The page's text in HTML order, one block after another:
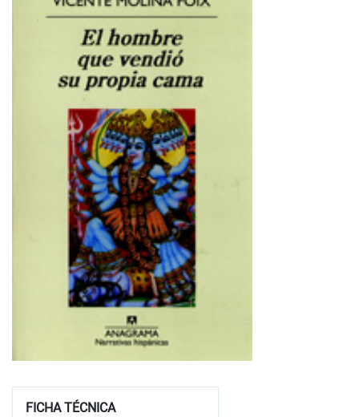
FICHA TÉCNICA